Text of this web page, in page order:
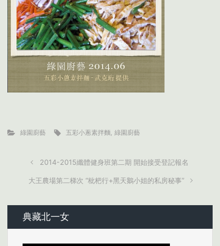
綠園廚藝 五彩小蔥素拌麵 ,綠園廚藝
2014-2015纖體健身班第二期 開始接受登記報名
大王農場第二梯次 “枇杷行+黑天鵝小姐的私房秘事”
典藏北一女